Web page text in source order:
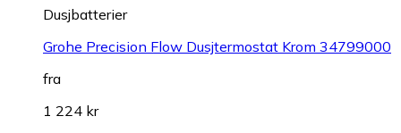
Dusjbatterier
Grohe Precision Flow Dusjtermostat Krom 34799000
fra
1 224 kr